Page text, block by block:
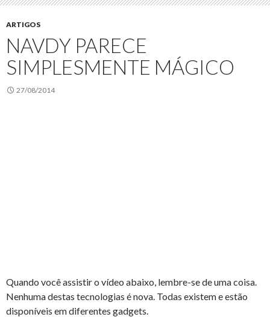
ARTIGOS
NAVDY PARECE
SIMPLESMENTE MÁGICO
27/08/2014
Quando você assistir o vídeo abaixo, lembre-se de uma coisa.
Nenhuma destas tecnologias é nova. Todas existem e estão
disponíveis em diferentes gadgets.